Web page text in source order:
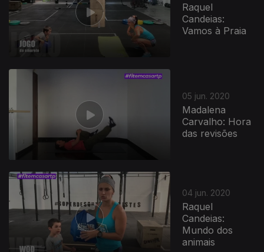
Raquel
Candeias:
Vamos à Praia
05 jun. 2020
Madalena
Carvalho: Hora
das revisões
04 jun. 2020
Raquel
Candeias:
Mundo dos
animais